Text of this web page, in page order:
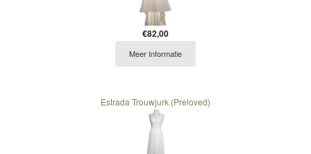
€82,00
Meer Informatie
Estrada Trouwjurk (Preloved)